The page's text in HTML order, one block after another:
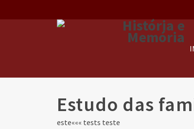
Estudo das
este««« tests teste